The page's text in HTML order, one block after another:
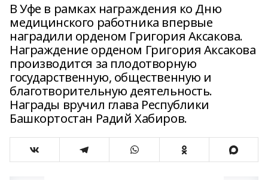
В Уфе в рамках награждения ко Дню
медицинского работника впервые
наградили орденом Григория Аксакова.
Награждение орденом Григория Аксакова
производится за плодотворную
государственную, общественную и
благотворительную деятельность.
Награды вручил глава Республики
Башкортостан Радий Хабиров.